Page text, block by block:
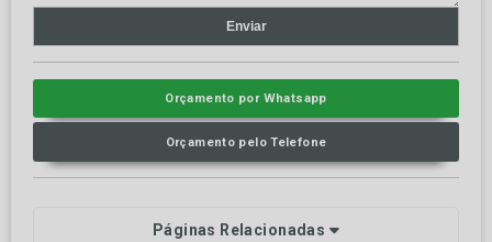
Orçamento por Whatsapp
Orçamento pelo Telefone
Páginas Relacionadas